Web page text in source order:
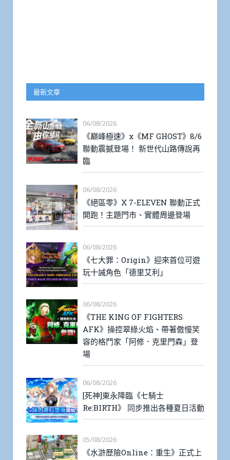
最新文章
06/08/2026
《巔峰極速》x《MF GHOST》8/6
聯動震撼登場！ 新世代山路傳說再
臨
06/08/2026
《絕區零》X 7-ELEVEN 聯動正式
開跑！主題門市、實體周邊登場
06/08/2026
《七大罪：Origin》迎來首位可遊
玩十誡角色「德里艾利」
06/08/2026
《THE KING OF FIGHTERS
AFK》操控翠綠火焰、帶著傲慢笑
容的格鬥家「阿修．克里門森」登
場
06/08/2026
[死神]東永降臨《七騎士
Re:BIRTH》 同步推出各種夏日活動
05/08/2026
《水滸歷險Online：重生》正式上